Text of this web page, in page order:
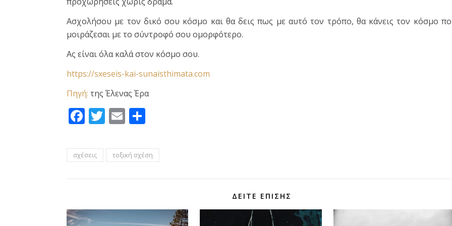
Ασχολήσου με τον δικό σου κόσμο και θα δεις πως με αυτό τον τρόπο, θα κάνεις τον κόσμο
μοιράζεσαι με το σύντροφό σου ομορφότερο.
Ας είναι όλα καλά στον κόσμο σου.
https://sxeseis-kai-sunaisthimata.com
Πηγή: της Έλενας Έρα
Facebook
Twitter
Email
σχέσεις τοξική σχέση
ΔΕΊΤΕ ΕΠΊΣΗΣ